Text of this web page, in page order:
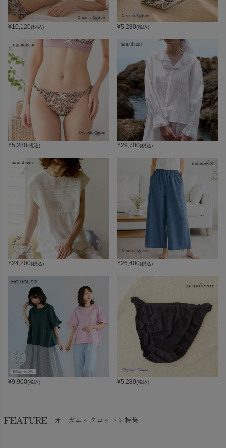
¥10,120(税込) ¥5,280(税込)
¥5,280(税込) ¥29,700(税込)
¥24,200(税込) ¥26,400(税込)
¥9,900(税込) ¥5,280(税込)
FEATURE オーガニックコットン特集